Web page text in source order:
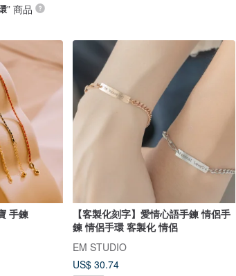
” 商品
手鍊
【客製化刻字】愛情心語手鍊 情侶手
鍊 情侶手環 客製化 情侶
EM STUDIO
US$ 30.74